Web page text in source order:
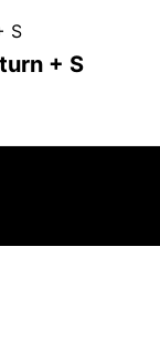
+ S